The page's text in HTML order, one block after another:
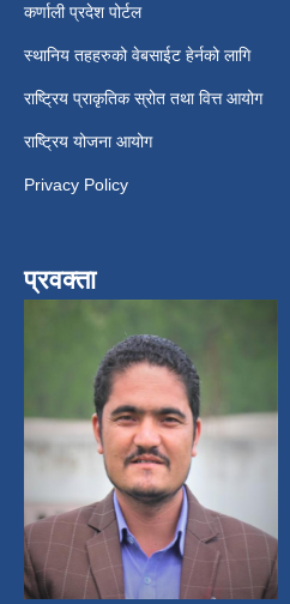
कर्णाली प्रदेश पोर्टल
स्थानिय तहहरुको वेबसाईट हेर्नको लागि
राष्ट्रिय प्राकृतिक स्रोत तथा वित्त आयोग
राष्ट्रिय योजना आयोग
Privacy Policy
प्रवक्ता